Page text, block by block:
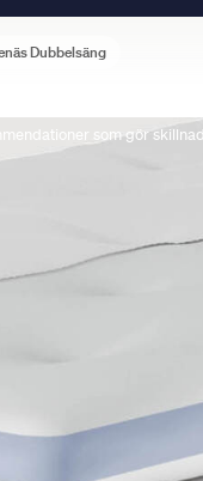
som gör
Dubbelsäng